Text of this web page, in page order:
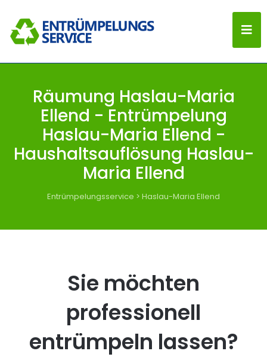
Räumung Haslau-Maria
Ellend - Entrümpelung
Haslau-Maria Ellend -
Haushaltsauflösung Haslau-
Maria Ellend
Entrümpelungsservice > Haslau-Maria Ellend
Sie möchten
professionell
entrümpeln lassen?